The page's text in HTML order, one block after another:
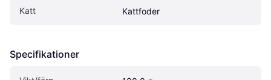
Katt Kattfoder
Specifikationer